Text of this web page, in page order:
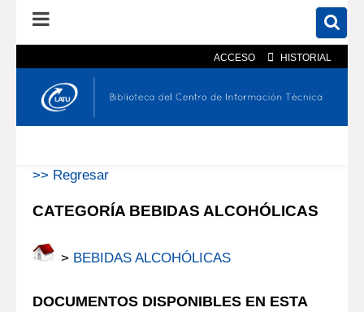
ACCESO HISTORIAL
En el catálogo En el sitio
>> Regresar
CATEGORÍA BEBIDAS ALCOHÓLICAS
> BEBIDAS ALCOHÓLICAS
DOCUMENTOS DISPONIBLES EN ESTA